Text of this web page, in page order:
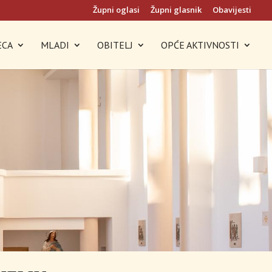
Župni oglasi Župni glasnik Obavijesti
MLADI OBITELJ OPĆE AKTIVNOSTI